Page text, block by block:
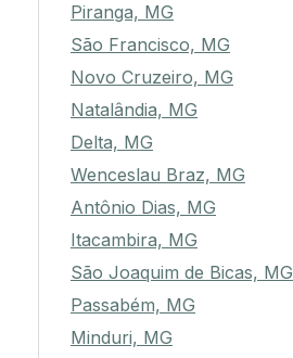
Piranga, MG
São Francisco, MG
Novo Cruzeiro, MG
Natalândia, MG
Delta, MG
Wenceslau Braz, MG
Antônio Dias, MG
Itacambira, MG
São Joaquim de Bicas, MG
Passabém, MG
Minduri, MG